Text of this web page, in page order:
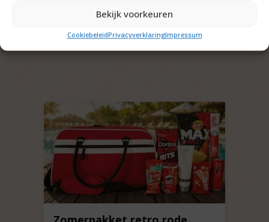
Bekijk voorkeuren
CookiebeleidPrivacyverklaringImpressum
De prijzen zijn exclusief btw